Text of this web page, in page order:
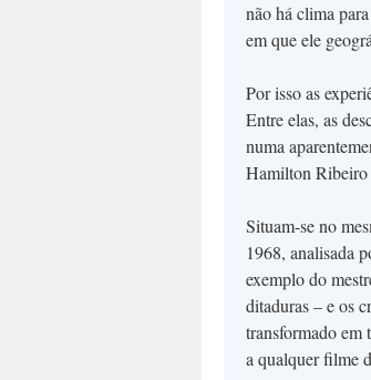
não há clima
em que ele
Por isso as
Entre elas, as
numa
Hamilton
Situam-se no
1968, analisada
exemplo do
ditaduras – e os
transformado em
a qualquer filme